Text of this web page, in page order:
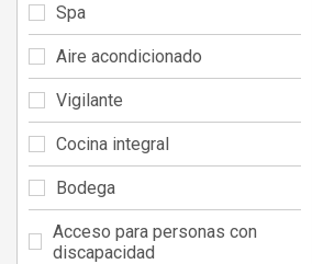
Spa
Aire acondicionado
Vigilante
Cocina integral
Bodega
Acceso para personas con
discapacidad